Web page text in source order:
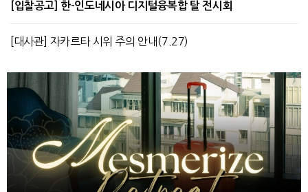
[입찰공고] 한-인도네시아 디지털융복합 탈 전시회
[대사관] 자카르타 시위 주의 안내(7.27)